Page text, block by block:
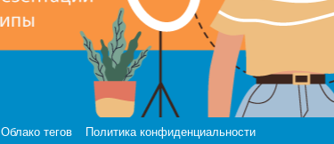
Облако тегов Политика конфиденциальности